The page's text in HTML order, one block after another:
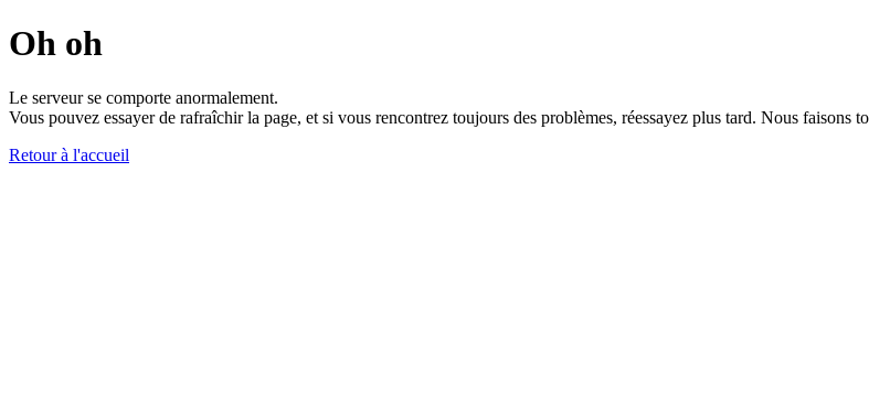
Oh oh
Le serveur se comporte anormalement.
Vous pouvez essayer de rafraîchir la page, et si vous rencontrez toujours des problèmes, réessayez plus tard. Nous faisons
Retour à l'accueil